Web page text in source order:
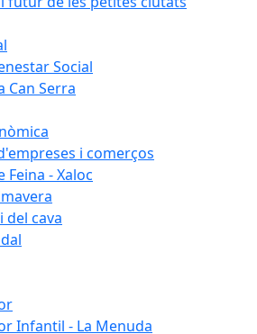
Social
Can Serra
i comerços
Feina - Xaloc
del cava
Infantil - La Menuda